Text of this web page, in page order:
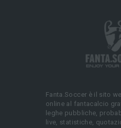
Fanta.Soccer è il sito
online al fantacalcio
leghe pubbliche,
live, statistiche,